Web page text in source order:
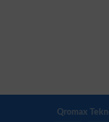
Qromax